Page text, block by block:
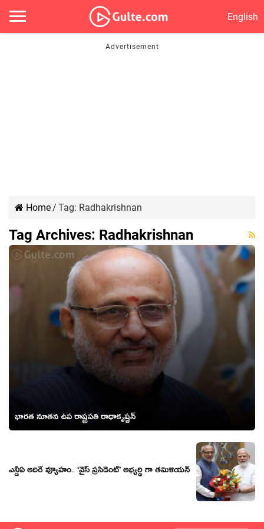
English
Home/ Tag: Radhakrishnan
Tag Archives: Radhakrishnan
భారత నూతన ఉప రాష్ట్రపతి రాధాకృష్ణన్
ఎన్డీఏ అదిరే వ్యూహం.. ‘వైస్ ప్రసిడెంట్’ అభ్యర్థి గా తమిళియన్